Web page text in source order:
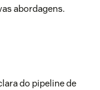
abordagens.
do pipeline de